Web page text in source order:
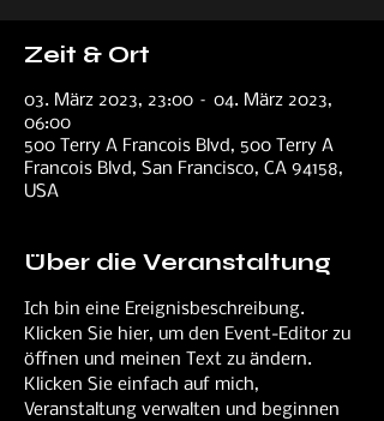
Zeit & Ort
03. März 2023, 23:00 – 04. März 2023,
06:00
500 Terry A Francois Blvd, 500 Terry A
Francois Blvd, San Francisco, CA 94158,
USA
Über die Veranstaltung
Ich bin eine Ereignisbeschreibung.
Klicken Sie hier, um den Event-Editor zu
öffnen und meinen Text zu ändern.
Klicken Sie einfach auf mich,
Veranstaltung verwalten und beginnen